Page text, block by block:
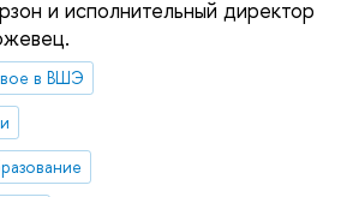
и исполнительный директор
в ВШЭ